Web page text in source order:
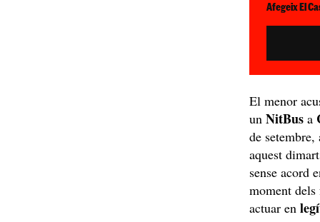
Afegeix El
El menor
unNitBus a
de
aquest
sense acord
moment
actuar en